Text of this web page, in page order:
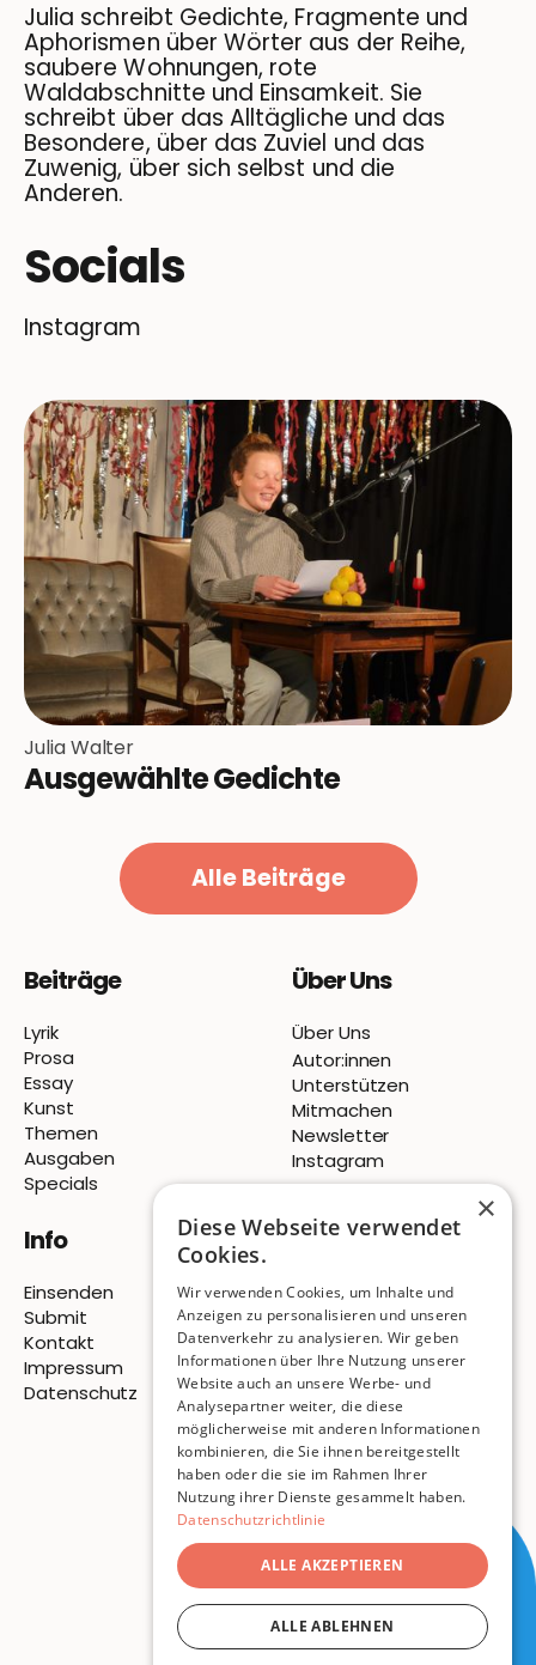
Julia schreibt Gedichte, Fragmente und
Aphorismen über Wörter aus der Reihe,
saubere Wohnungen, rote
Waldabschnitte und Einsamkeit. Sie
schreibt über das Alltägliche und das
Besondere, über das Zuviel und das
Zuwenig, über sich selbst und die
Anderen.
Socials
Instagram
Julia Walter
Ausgewählte Gedichte
Alle Beiträge
Beiträge
Lyrik
Prosa
Essay
Kunst
Themen
Ausgaben
Specials
Über Uns
Über Uns
Autor:innen
Unterstützen
Mitmachen
Newsletter
Instagram
Info
Einsenden
Submit
Kontakt
Impressum
Datenschutz
© 2026 Pigeon Publishing
ISSN
×
Diese Webseite verwendet
Cookies.
Wir verwenden Cookies, um Inhalte und
Anzeigen zu personalisieren und unseren
Datenverkehr zu analysieren. Wir geben
Informationen über Ihre Nutzung unserer
Website auch an unsere Werbe- und
Analysepartner weiter, die diese
möglicherweise mit anderen Informationen
kombinieren, die Sie ihnen bereitgestellt
haben oder die sie im Rahmen Ihrer
Nutzung ihrer Dienste gesammelt haben.
Datenschutzrichtlinie
ALLE AKZEPTIEREN
ALLE ABLEHNEN